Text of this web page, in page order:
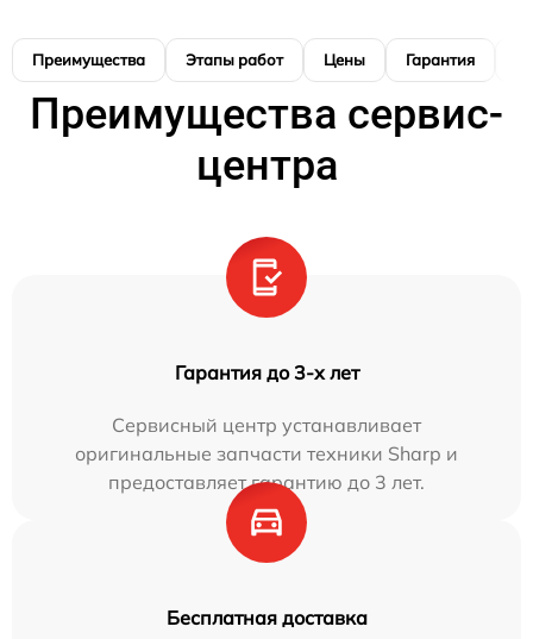
Преимущества Этапы работ Цены Гарантия
Преимущества сервис-
центра
Гарантия до 3-х лет
Сервисный центр устанавливает
оригинальные запчасти техники Sharp и
предоставляет гарантию до 3 лет.
Бесплатная доставка